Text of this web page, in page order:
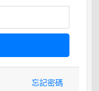
忘記密碼